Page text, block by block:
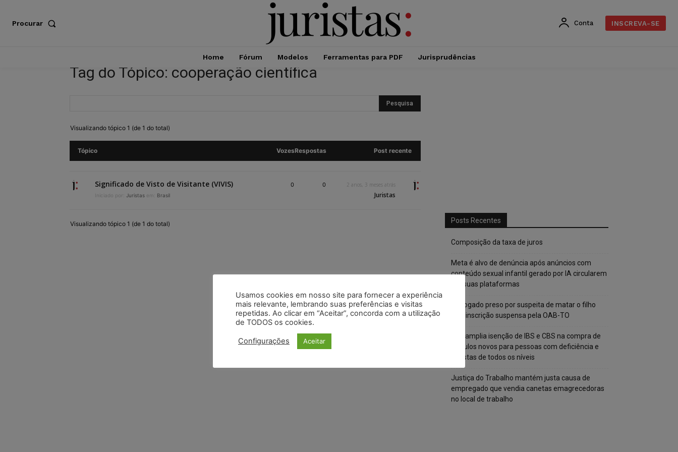
Procurar Conta INSCREVA-SE
Home Fórum Modelos Ferramentas para PDF Jurisprudências
Tag do Tópico: cooperação científica
Visualizando tópico 1 (de 1 do total)
Tópico VozesRespostas Post recente
Significado de Visto de Visitante (VIVIS)
Iniciado por: Juristas em: Brasil
0 0 2 anos, 3 meses atrás
Juristas
Visualizando tópico 1 (de 1 do total) Posts Recentes
Composição da taxa de juros
Meta é alvo de denúncia após anúncios com
conteúdo sexual infantil gerado por IA circularem
em suas plataformas
Advogado preso por suspeita de matar o filho
tem inscrição suspensa pela OAB-TO
STF amplia isenção de IBS e CBS na compra de
veículos novos para pessoas com deficiência e
autistas de todos os níveis
Justiça do Trabalho mantém justa causa de
empregado que vendia canetas emagrecedoras
no local de trabalho
Usamos cookies em nosso site para fornecer a experiência
mais relevante, lembrando suas preferências e visitas
repetidas. Ao clicar em “Aceitar”, concorda com a utilização
de TODOS os cookies.
Configurações Aceitar